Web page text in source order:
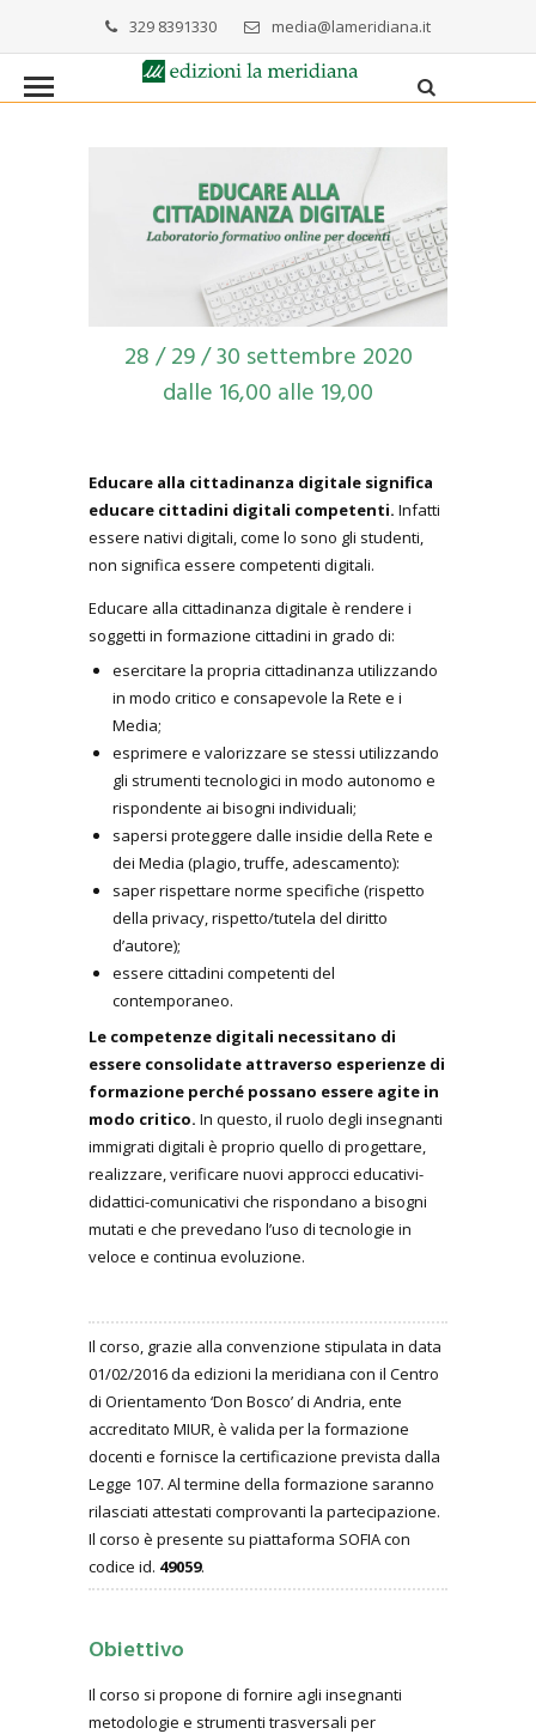
329 8391330 media@lameridiana.it
28 / 29 / 30 settembre 2020
dalle 16,00 alle 19,00
Educare alla cittadinanza digitale significa
educare cittadini digitali competenti. Infatti
essere nativi digitali, come lo sono gli studenti,
non significa essere competenti digitali.
Educare alla cittadinanza digitale è rendere i
soggetti in formazione cittadini in grado di:
esercitare la propria cittadinanza utilizzando
in modo critico e consapevole la Rete e i
Media;
esprimere e valorizzare se stessi utilizzando
gli strumenti tecnologici in modo autonomo e
rispondente ai bisogni individuali;
sapersi proteggere dalle insidie della Rete e
dei Media (plagio, truffe, adescamento):
saper rispettare norme specifiche (rispetto
della privacy, rispetto/tutela del diritto
d’autore);
essere cittadini competenti del
contemporaneo.
Le competenze digitali necessitano di
essere consolidate attraverso esperienze di
formazione perché possano essere agite in
modo critico. In questo, il ruolo degli insegnanti
immigrati digitali è proprio quello di progettare,
realizzare, verificare nuovi approcci educativi-
didattici-comunicativi che rispondano a bisogni
mutati e che prevedano l’uso di tecnologie in
veloce e continua evoluzione.
Il corso, grazie alla convenzione stipulata in data
01/02/2016 da edizioni la meridiana con il Centro
di Orientamento ‘Don Bosco’ di Andria, ente
accreditato MIUR, è valida per la formazione
docenti e fornisce la certificazione prevista dalla
Legge 107. Al termine della formazione saranno
rilasciati attestati comprovanti la partecipazione.
Il corso è presente su piattaforma SOFIA con
codice id. 49059.
Obiettivo
Il corso si propone di fornire agli insegnanti
metodologie e strumenti trasversali per